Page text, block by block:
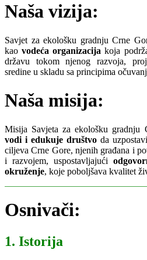
Naša vizija:
Savjet za ekološku gradnju Crne
kaovodeća organizacija koja
državu tokom njenog razvoja,
sredine u skladu sa principima
Naša misija:
Misija Savjeta za ekološku
vodi i edukuje društvo da
ciljeva Crne Gore, njenih građana i
i razvojem, uspostavljajući
okruženje, koje poboljšava kvalitet
Osnivači:
1. Istorija